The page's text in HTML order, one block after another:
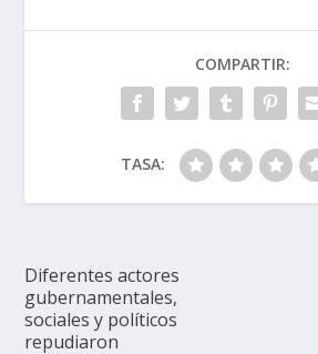
COMPARTIR:
TASA:
Diferentes actores
gubernamentales,
sociales y políticos
repudiaron